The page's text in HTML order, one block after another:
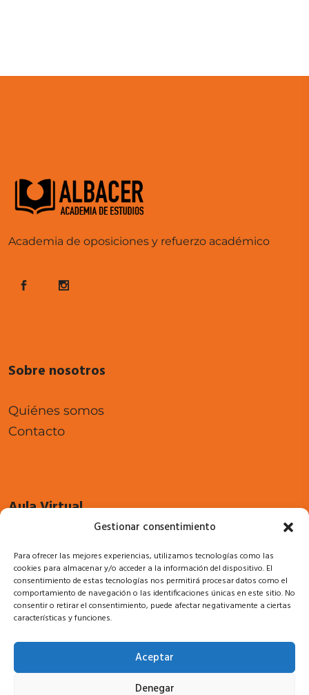
Gestionar consentimiento
Para ofrecer las mejores experiencias, utilizamos tecnologías como las
cookies para almacenar y/o acceder a la información del dispositivo. El
consentimiento de estas tecnologías nos permitirá procesar datos como el
comportamiento de navegación o las identificaciones únicas en este sitio. No
consentir o retirar el consentimiento, puede afectar negativamente a ciertas
características y funciones.
Aceptar
Denegar
Academia de oposiciones y refuerzo académico
Sobre nosotros
Quiénes somos
Contacto
Aula Virtual
Acceso a campus
Legal
Política de privacidad